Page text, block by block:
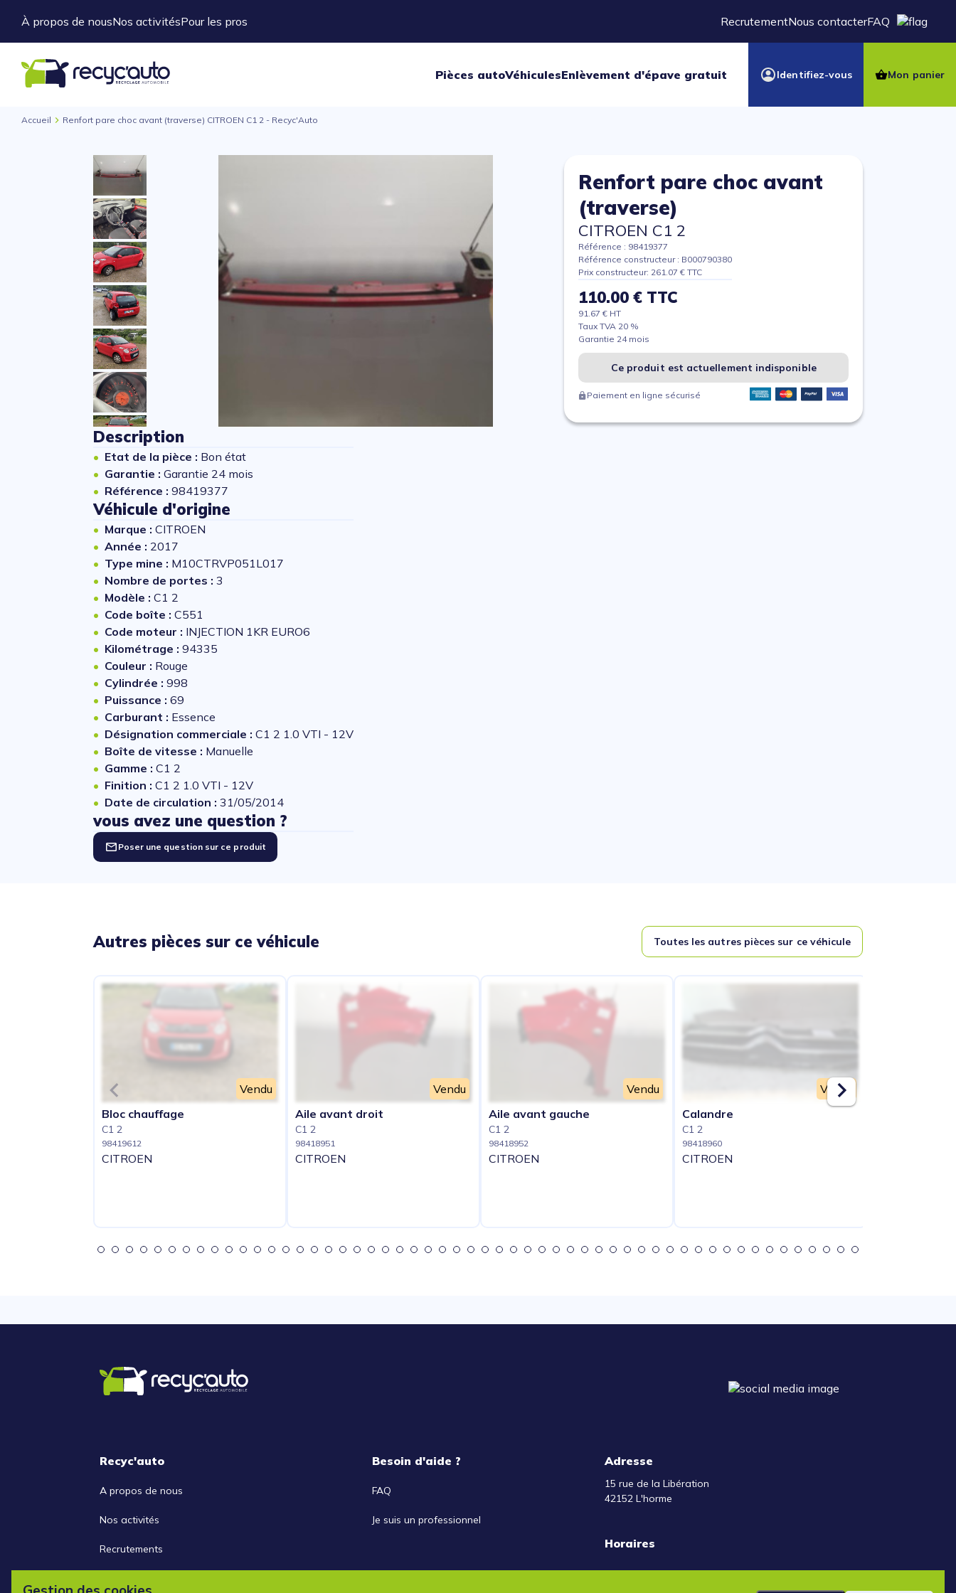
À propos de nousNos activitésPour les pros RecrutementNous contacterFAQ
Pièces autoVéhiculesEnlèvement d'épave gratuit Identifiez-vous Mon panier
Accueil Renfort pare choc avant (traverse) CITROEN C1 2 - Recyc'Auto
Description
Etat de la pièce : Bon état
Garantie : Garantie 24 mois
Référence : 98419377
Véhicule d'origine
Marque : CITROEN
Année : 2017
Type mine : M10CTRVP051L017
Nombre de portes : 3
Modèle : C1 2
Code boîte : C551
Code moteur : INJECTION 1KR EURO6
Kilométrage : 94335
Couleur : Rouge
Cylindrée : 998
Puissance : 69
Carburant : Essence
Désignation commerciale : C1 2 1.0 VTI - 12V
Boîte de vitesse : Manuelle
Gamme : C1 2
Finition : C1 2 1.0 VTI - 12V
Date de circulation : 31/05/2014
vous avez une question ?
Poser une question sur ce produit
Renfort pare choc avant
(traverse)
CITROEN C1 2
Référence : 98419377
Référence constructeur : B000790380
Prix constructeur: 261.07 € TTC
110.00 € TTC
91.67 € HT
Taux TVA 20 %
Garantie 24 mois
Ce produit est actuellement indisponible
Paiement en ligne sécurisé
Autres pièces sur ce véhicule Toutes les autres pièces sur ce véhicule
Vendu
Bloc chauffage
C1 2
98419612
CITROEN
Vendu
Aile avant droit
C1 2
98418951
CITROEN
Vendu
Aile avant gauche
C1 2
98418952
CITROEN
Vendu
Calandre
C1 2
98418960
CITROEN
Recyc'auto
A propos de nous
Nos activités
Recrutements
Besoin d'aide ?
FAQ
Je suis un professionnel
Adresse
15 rue de la Libération
42152 L'horme
Horaires